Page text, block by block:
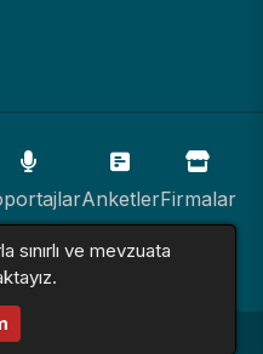
AnketlerFirmalar
Sitemap
Hakları Saklıdır.
sınırlı ve mevzuata